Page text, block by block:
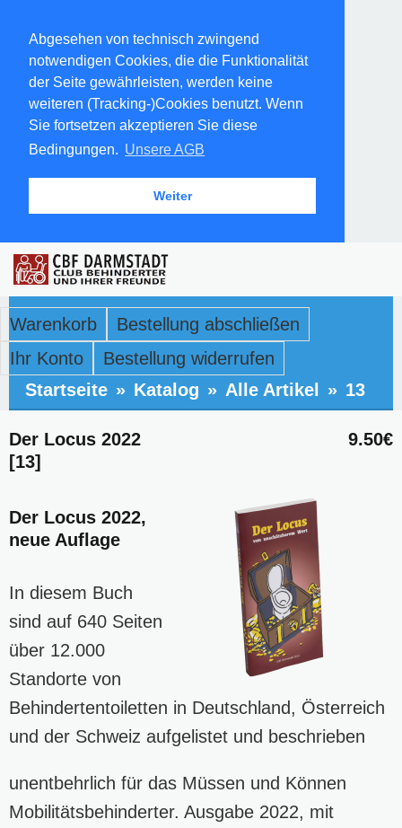
Abgesehen von technisch zwingend
notwendigen Cookies, die die Funktionalität
der Seite gewährleisten, werden keine
weiteren (Tracking-)Cookies benutzt. Wenn
Sie fortsetzen akzeptieren Sie diese
Bedingungen. Unsere AGB
Weiter
Warenkorb
Bestellung abschließen
Ihr Konto
Bestellung widerrufen
Startseite » Katalog » Alle Artikel » 13
9.50€
Der Locus 2022
[13]
Der Locus 2022,
neue Auflage
In diesem Buch
sind auf 640 Seiten
über 12.000
Standorte von
Behindertentoiletten in Deutschland, Österreich
und der Schweiz aufgelistet und beschrieben
unentbehrlich für das Müssen und Können
Mobilitätsbehinderter. Ausgabe 2022, mit